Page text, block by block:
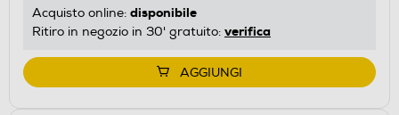
Acquisto online: disponibile
Ritiro in negozio in 30' gratuito: verifica
AGGIUNGI